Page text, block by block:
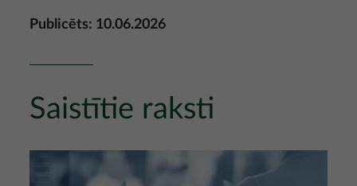
Publicēts: 10.06.2026
Saistītie raksti